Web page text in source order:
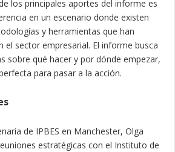
los principales aportes del informe es
en un escenario donde existen
y herramientas que han
el sector empresarial. El informe busca
sobre qué hacer y por dónde empezar,
para pasar a la acción.
de IPBES en Manchester, Olga
estratégicas con el Instituto de